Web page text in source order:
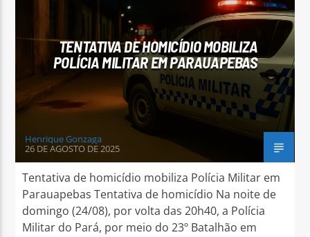
Arara Azul FM
TENTATIVA DE HOMICÍDIO MOBILIZA
POLÍCIA MILITAR EM PARAUAPEBAS
Henrique Gonzaga
26 DE AGOSTO DE 2025
Tentativa de homicídio mobiliza Polícia Militar em
Parauapebas Tentativa de homicídio Na noite de
domingo (24/08), por volta das 20h40, a Polícia
Militar do Pará, por meio do 23º Batalhão em